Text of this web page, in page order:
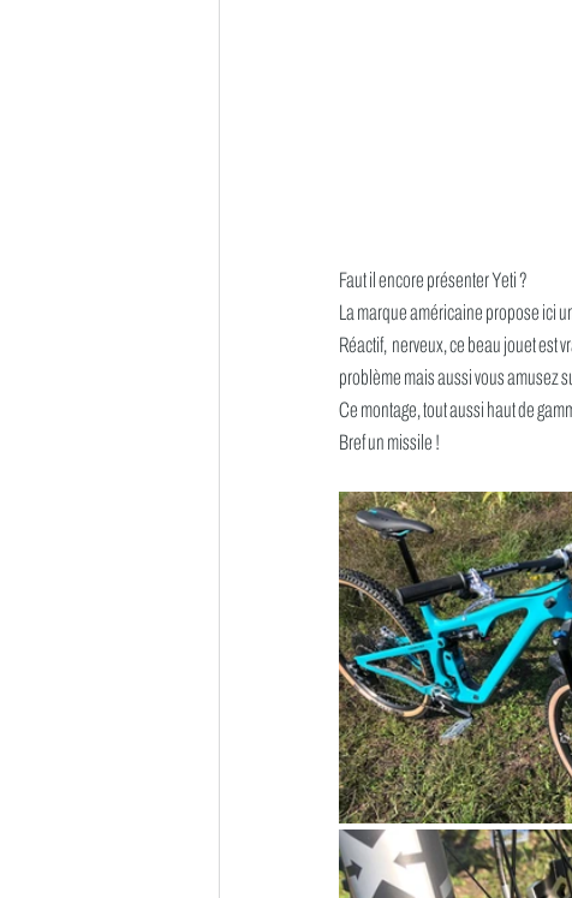
Faut il encore présenter Yeti ?
La marque américaine propose ici
Réactif,  nerveux, ce beau jouet est
problème mais aussi vous amusez
Ce montage, tout aussi haut de
Bref un missile !